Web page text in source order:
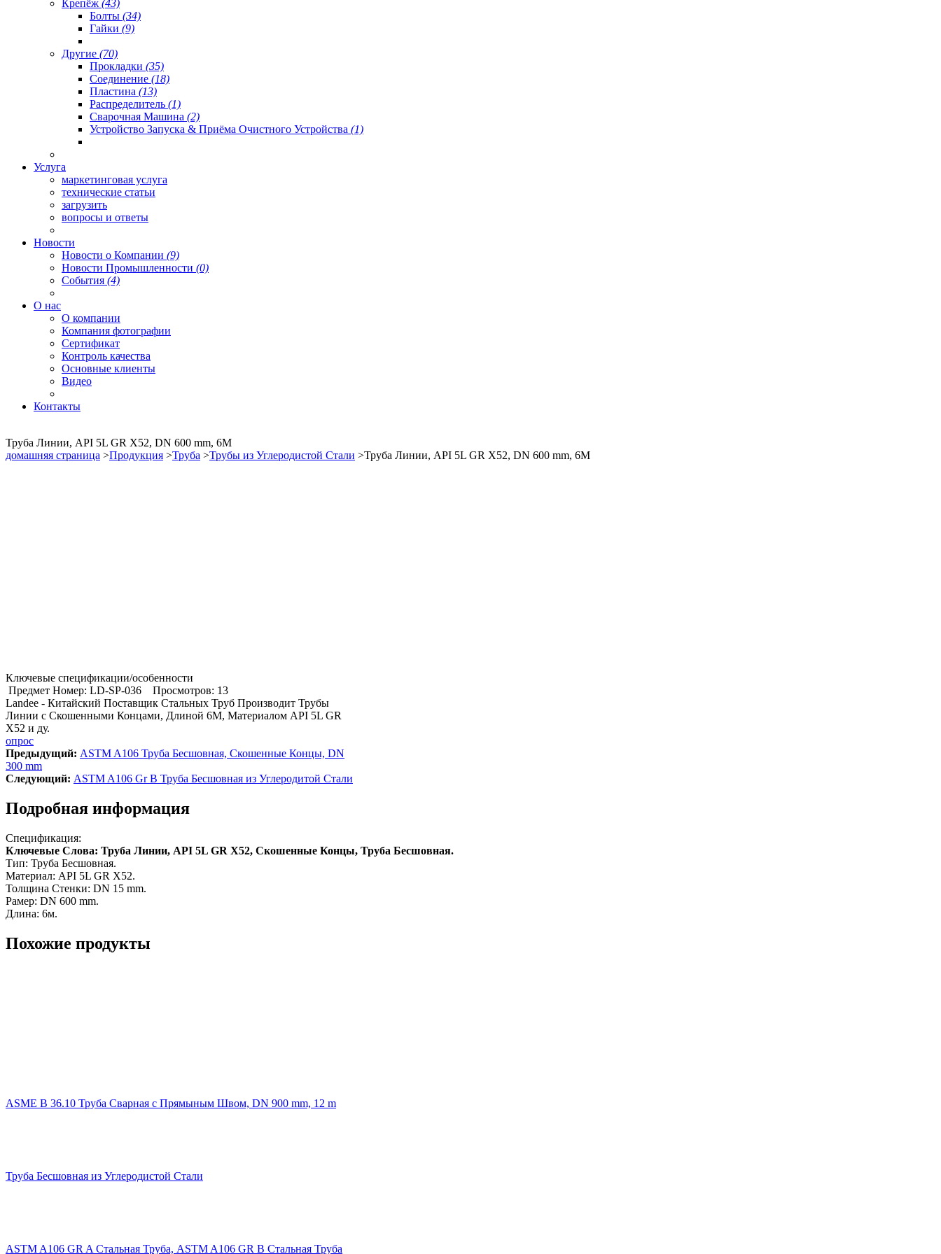
Крепёж (43)
Болты (34)
Гайки (9)
Другие (70)
Прокладки (35)
Соединение (18)
Пластина (13)
Распределитель (1)
Сварочная Машина (2)
Устройство Запуска & Приёма Очистного Устройства (1)
Услуга
маркетинговая услуга
технические статьи
загрузить
вопросы и ответы
Новости
Новости о Компании (9)
Новости Промышленности (0)
События (4)
О нас
О компании
Компания фотографии
Сертификат
Контроль качества
Основные клиенты
Видео
Контакты
Труба Линии, API 5L GR X52, DN 600 mm, 6M
домашняя страница >Продукция >Труба >Трубы из Углеродистой Стали >Труба Линии, API 5L GR X52, DN 600 mm, 6M
Ключевые спецификации/особенности
Предмет Номер: LD-SP-036
Просмотров: 13
Landee - Китайский Поставщик Стальных Труб Производит Трубы
Линии с Скошенными Концами, Длиной 6M, Материалом API 5L GR
X52 и ду.
опрос
Предыдущий: ASTM A106 Труба Бесшовная, Скошенные Концы, DN
300 mm
Cледующий: ASTM A106 Gr B Труба Бесшовная из Углеродитой Стали
Подробная информация
Спецификация:
Ключевые Слова: Труба Линии, API 5L GR X52, Скошенные Концы, Труба Бесшовная.
Тип: Труба Бесшовная.
Материал: API 5L GR X52.
Толщина Стенки: DN 15 mm.
Рамер: DN 600 mm.
Длина: 6м.
Похожие продукты
ASME B 36.10 Труба Сварная с Прямыным Швом, DN 900 mm, 12 m
Труба Бесшовная из Углеродистой Стали
ASTM A106 GR A Стальная Труба, ASTM A106 GR B Стальная Труба